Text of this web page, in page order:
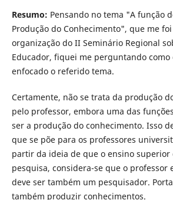
Resumo: Pensando no tema "A função
Produção do Conhecimento", que me
organização do II Seminário Regional
Educador, fiquei me perguntando
enfocado o referido tema.
Certamente, não se trata da produção
pelo professor, embora uma das
ser a produção do conhecimento. Isso
que se põe para os professores
partir da ideia de que o ensino superior
pesquisa, considera-se que o professor
deve ser também um pesquisador.
também produzir conhecimentos.